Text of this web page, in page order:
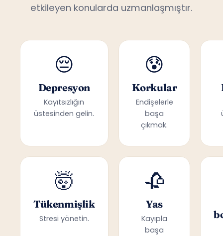
etkileyen konularda uzmanlaşmıştır.
😔
Depresyon
Kayıtsızlığın
üstesinden gelin.
😰
Korkular
Endişelerle
başa
çıkmak.
🤯
Tükenmişlik
Stresi yönetin.
🥀
Yas
Kayıpla
başa